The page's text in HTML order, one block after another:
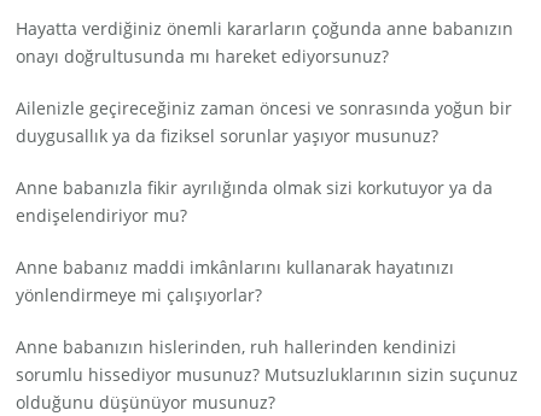
Hayatta verdiğiniz önemli kararların çoğunda anne babanızın
onayı doğrultusunda mı hareket ediyorsunuz?
Ailenizle geçireceğiniz zaman öncesi ve sonrasında yoğun bir
duygusallık ya da fiziksel sorunlar yaşıyor musunuz?
Anne babanızla fikir ayrılığında olmak sizi korkutuyor ya da
endişelendiriyor mu?
Anne babanız maddi imkânlarını kullanarak hayatınızı
yönlendirmeye mi çalışıyorlar?
Anne babanızın hislerinden, ruh hallerinden kendinizi
sorumlu hissediyor musunuz? Mutsuzluklarının sizin suçunuz
olduğunu düşünüyor musunuz?